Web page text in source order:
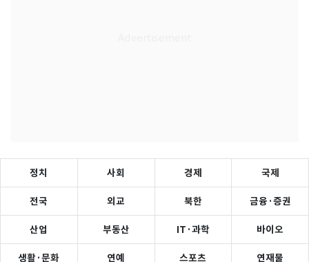
정치 사회 경제 국제
전국 외교 북한 금융·증권
산업 부동산 IT·과학 바이오
생활·문화 연예 스포츠 연재물